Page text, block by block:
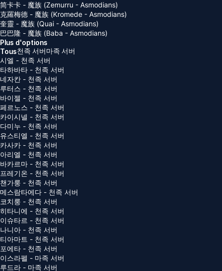
简卡卡 - 魔族 (Zemurru - Asmodians)
克羅梅德 - 魔族 (Kromede - Asmodians)
奎靈 - 魔族 (Quai - Asmodians)
巴巴隆 - 魔族 (Baba - Asmodians)
Plus d'options
Tous천족 서버마족 서버
시엘 - 천족 서버
타하바타 - 천족 서버
네자칸 - 천족 서버
루터스 - 천족 서버
바이젤 - 천족 서버
페르노스 - 천족 서버
카이시넬 - 천족 서버
다미누 - 천족 서버
유스티엘 - 천족 서버
카사카 - 천족 서버
아리엘 - 천족 서버
바카르마 - 천족 서버
프레기온 - 천족 서버
챈가룽 - 천족 서버
메스람타에다 - 천족 서버
코치룽 - 천족 서버
히타니에 - 천족 서버
이슈타르 - 천족 서버
나니아 - 천족 서버
티아마트 - 천족 서버
포에타 - 천족 서버
이스라펠 - 마족 서버
루드라 - 마족 서버